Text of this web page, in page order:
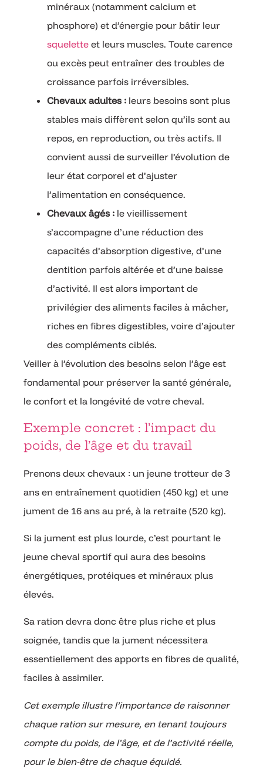
minéraux (notamment calcium et
phosphore) et d’énergie pour bâtir leur
squelette et leurs muscles. Toute carence
ou excès peut entraîner des troubles de
croissance parfois irréversibles.
Chevaux adultes : leurs besoins sont plus
stables mais diffèrent selon qu’ils sont au
repos, en reproduction, ou très actifs. Il
convient aussi de surveiller l’évolution de
leur état corporel et d’ajuster
l’alimentation en conséquence.
Chevaux âgés : le vieillissement
s’accompagne d’une réduction des
capacités d’absorption digestive, d’une
dentition parfois altérée et d’une baisse
d’activité. Il est alors important de
privilégier des aliments faciles à mâcher,
riches en fibres digestibles, voire d’ajouter
des compléments ciblés.
Veiller à l’évolution des besoins selon l’âge est
fondamental pour préserver la santé générale,
le confort et la longévité de votre cheval.
Exemple concret : l’impact du
poids, de l’âge et du travail
Prenons deux chevaux : un jeune trotteur de 3
ans en entraînement quotidien (450 kg) et une
jument de 16 ans au pré, à la retraite (520 kg).
Si la jument est plus lourde, c’est pourtant le
jeune cheval sportif qui aura des besoins
énergétiques, protéiques et minéraux plus
élevés.
Sa ration devra donc être plus riche et plus
soignée, tandis que la jument nécessitera
essentiellement des apports en fibres de qualité,
faciles à assimiler.
Cet exemple illustre l’importance de raisonner
chaque ration sur mesure, en tenant toujours
compte du poids, de l’âge, et de l’activité réelle,
pour le bien-être de chaque équidé.